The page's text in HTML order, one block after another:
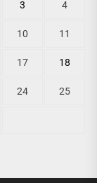
3 4
10 11
17 18
24 25